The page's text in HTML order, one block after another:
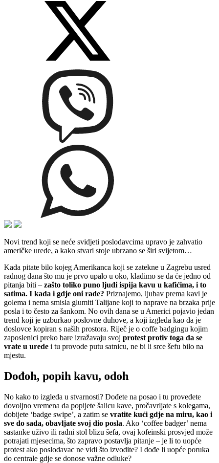
Novi trend koji se neće svidjeti poslodavcima upravo je zahvatio
američke urede, a kako stvari stoje ubrzano se širi svijetom…
Kada pitate bilo kojeg Amerikanca koji se zatekne u Zagrebu usred
radnog dana što mu je prvo upalo u oko, kladimo se da će jedno od
pitanja biti – zašto toliko puno ljudi ispija kavu u kafićima, i to
satima. I kada i gdje oni rade? Priznajemo, ljubav prema kavi je
golema i nema smisla glumiti Talijane koji to naprave na brzaka prije
posla i to često za šankom. No ovih dana se u Americi pojavio jedan
trend koji je uzburkao poslovne duhove, a koji izgleda kao da je
doslovce kopiran s naših prostora. Riječ je o coffe badgingu kojim
zaposlenici preko bare izražavaju svoj protest protiv toga da se
vrate u urede i tu provode putu satnicu, ne bi li srce šefu bilo na
mjestu.
Dođoh, popih kavu, odoh
No kako to izgleda u stvarnosti? Dođete na posao i tu provedete
dovoljno vremena da popijete šalicu kave, pročavrljate s kolegama,
dobijete ‘badge swipe’, a zatim se vratite kući gdje na miru, kao i
sve do sada, obavljate svoj dio posla. Ako ‘coffee badger’ nema
sastanke uživo ili radni stol blizu šefa, ovaj kofeinski prosvjed može
potrajati mjesecima, što zapravo postavlja pitanje – je li to uopće
protest ako poslodavac ne vidi što izvodite? I dođe li uopće poruka
do centrale gdje se donose važne odluke?